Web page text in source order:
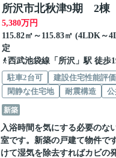
所沢市北秋津9期 2棟
5,380万円
115.82㎡～115.83㎡ (4LDK～
定
西武池袋線「 所沢」駅 徒歩
駐車2台可
建設住宅性能評
閑静な住宅地
耐震構造
新築
入浴時間を気にする必要のな
室です。新築の戸建て物件で
けて湿気を除去すればカビの